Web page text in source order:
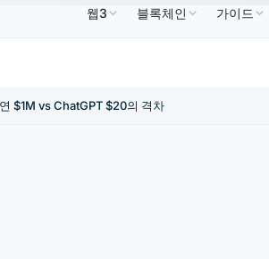
↑0.00% BNBBNBUS$586.64 ↑2.10%
웹3 블록체인 가이드
$1M vs ChatGPT $20의 격차